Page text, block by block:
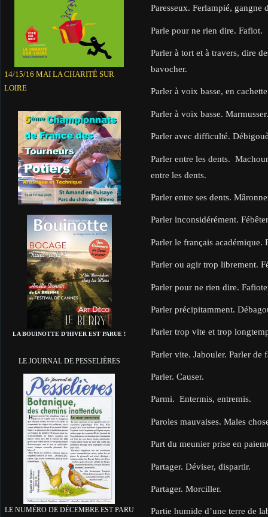
14/15/16 MAI LA CHARITÉ SUR
LOIRE
LA BOUINOTTE D’HIVER EST PARUE !
LE JOURNAL DE PESSELIÈRES
LE NUMÉRO DE DÉCEMBRE EST PARU
Paresseux. Ferlampié,
Parle pour ne rien dire. Fafiot.
Parler à tort et à travers, dire
bavocher.
Parler à voix basse, en
Parler à voix basse. Marmusser.
Parler avec difficulté.
Parler entre les dents.
entre les dents.
Parler entre ses dents.
Parler inconsidérément.
Parler le français
Parler ou agir trop librement.
Parler pour ne rien dire.
Parler précipitamment.
Parler trop vite et trop
Parler vite. Jabouler. Parler de
Parler. Causer.
Parmi. Entermis, entremis.
Paroles mauvaises. Males
Part du meunier prise en
Partager. Déviser, dispartir.
Partager. Morciller.
Partie humide d’une terre de